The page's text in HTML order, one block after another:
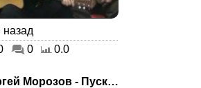
назад
0 0.0
Сергей Морозов - Пускай...